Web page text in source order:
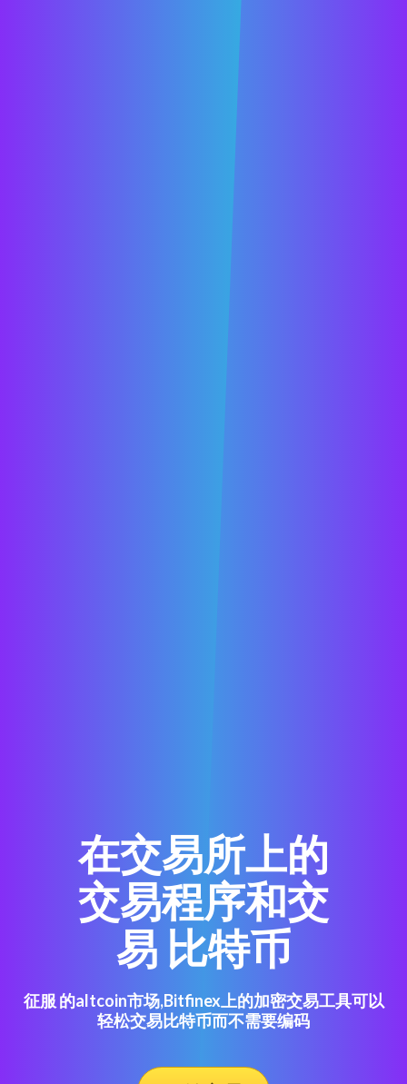
在交易所上的
交易程序和交
易 比特币
征服 的altcoin市场,Bitfinex上的加密交易工具可以
轻松交易比特币而不需要编码